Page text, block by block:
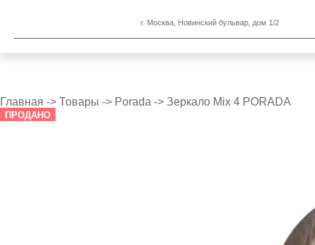
г. Москва, Новинский бульвар, дом 1/2
Главная -> Товары -> Porada -> Зеркалo Mix 4 PORADA
ПРОДАНО